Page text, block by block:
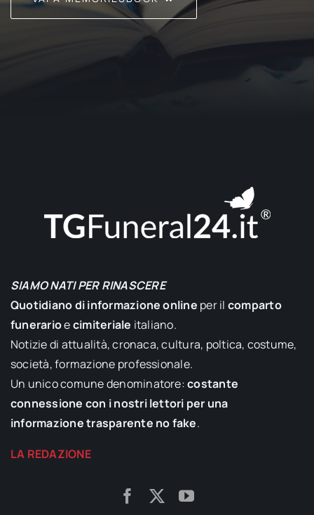
SIAMO NATI PER RINASCERE
Quotidiano di informazione online per il comparto
funerarioecimiteriale italiano.
Notizie di attualità, cronaca, cultura, poltica, costume,
società, formazione professionale.
Un unico comune denominatore:costante
connessione con i nostri lettori per una
informazione trasparente no fake.
LA REDAZIONE